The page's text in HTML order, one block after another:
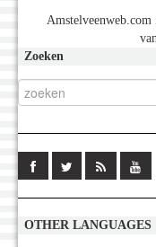
Zoeken
OTHER LANGUAGES